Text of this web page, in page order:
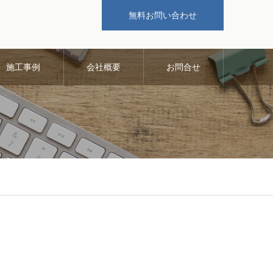
無料お問い合わせ
施工事例 会社概要 お問合せ